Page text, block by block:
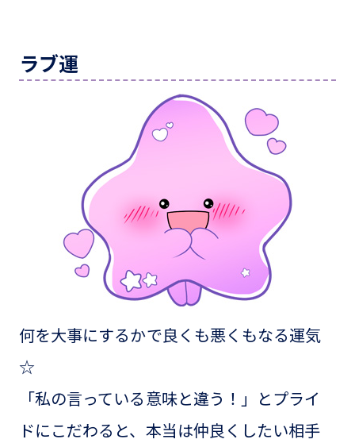
ラブ運
何を大事にするかで良くも悪くもなる運気
☆
「私の言っている意味と違う！」とプライ
ドにこだわると、本当は仲良くしたい相手